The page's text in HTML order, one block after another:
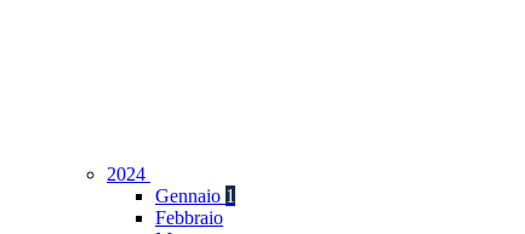
2024
Gennaio 1
Febbraio